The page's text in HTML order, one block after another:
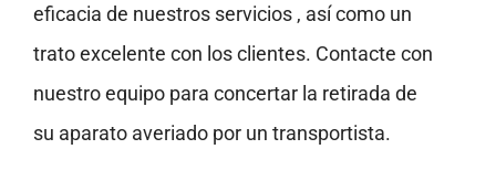
eficacia de nuestros servicios , así como un
trato excelente con los clientes. Contacte con
nuestro equipo para concertar la retirada de
su aparato averiado por un transportista.